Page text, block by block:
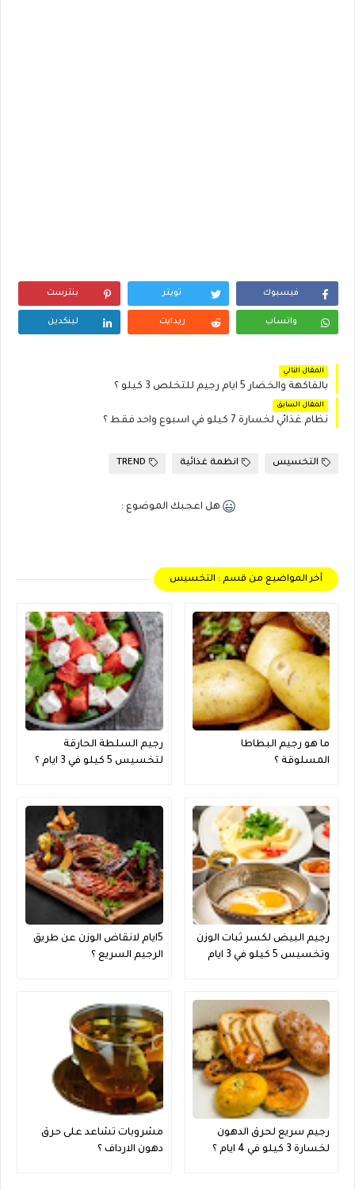
فيسبوك تويتر بنترست
واتساب ريدايت لينكدين
المقال التالي
بالفاكهة والخضار 5 ايام رجيم للتخلص 3 كيلو ؟
المقال السابق
نظام غذائي لخسارة 7 كيلو في اسبوع واحد فقط ؟
التخسيس انظمة غذائية TREND
هل اعجبك الموضوع :
أخر المواضيع من قسم : التخسيس
ما هو رجيم البطاطا
المسلوقة ؟
رجيم السلطة الحارقة
لتخسيس 5 كيلو في 3 ايام ؟
رجيم البيض لكسر ثبات الوزن
وتخسيس 5 كيلو في 3 ايام
5ايام لانقاض الوزن عن طريق
الرجيم السريع ؟
رجيم سريع لحرق الدهون
لخسارة 3 كيلو في 4 ايام ؟
مشروبات تشاعد على حرق
دهون الارداف ؟